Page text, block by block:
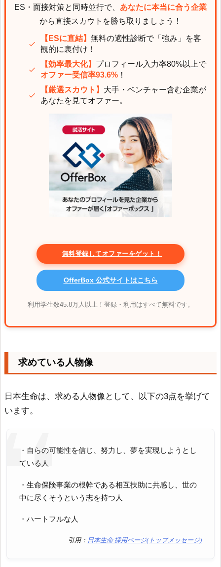
ES・面接対策と同時並行で、 あなたに本当に合う企業
から直接スカウトを勝ち取りましょう！
【ESに直結】 無料の適性診断で「強み」を客
観的に裏付け！
【効率最大化】 プロフィール入力率80%以上で
オファー受信率93.6% ！
【厳選スカウト】 大手・ベンチャー含む企業が
あなたを見てオファー。
無料登録してオファーをゲット！
OfferBox 公式サイトはこちら
利用学生数45.8万人以上！登録・利用はすべて無料です。
求めている人物像
日本生命は、求める人物像として、以下の3点を挙げて
います。
・自らの可能性を信じ、努力し、夢を実現しようとし
ている人
・生命保険事業の根幹である相互扶助に共感し、世の
中に尽くそうという志を持つ人
・ハートフルな人
引用： 日本生命 採用ページ(トップメッセージ)